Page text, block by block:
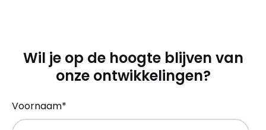
Wil je op de hoogte blijven van
onze ontwikkelingen?
Voornaam*